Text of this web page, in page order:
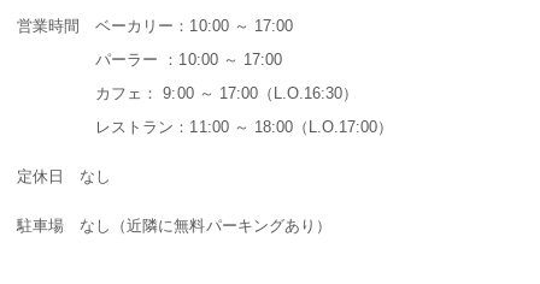
営業時間 ベーカリー：10:00 ～ 17:00
パーラー ：10:00 ～ 17:00
カフェ： 9:00 ～ 17:00（L.O.16:30）
レストラン：11:00 ～ 18:00（L.O.17:00）
定休日 なし
駐車場 なし（近隣に無料パーキングあり）